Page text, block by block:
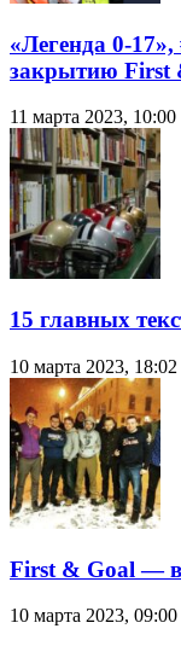
«Легенда 0-
закрытию First
11 марта 2023, 10:00
15 главных
10 марта 2023, 18:02
First & Goal —
10 марта 2023, 09:00